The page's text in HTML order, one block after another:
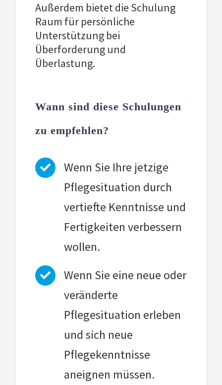
Außerdem bietet die Schulung
Raum für persönliche
Unterstützung bei
Überforderung und
Überlastung.
Wann sind diese Schulungen
zu empfehlen?
Wenn Sie Ihre jetzige
Pflegesituation durch
vertiefte Kenntnisse und
Fertigkeiten verbessern
wollen.
Wenn Sie eine neue oder
veränderte
Pflegesituation erleben
und sich neue
Pflegekenntnisse
aneignen müssen.